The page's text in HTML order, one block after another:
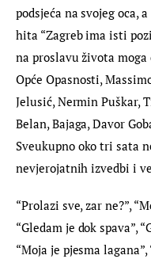
podsjeća na svojeg oca,
hita “Zagreb ima isti
na proslavu života
Opće Opasnosti,
Jelusić, Nermin Puškar,
Belan, Bajaga, Davor
Sveukupno oko tri sata
nevjerojatnih izvedbi i
“Prolazi sve, zar ne?”,
“Gledam je dok spava”,
“Moja je pjesma